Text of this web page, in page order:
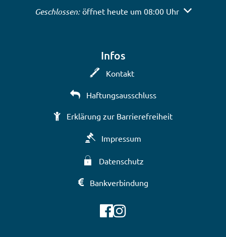
Klicken, um weitere Öffnungs- oder Schließzeiten
Geschlossen: öffnet heute um 08:00 Uhr
Infos
Kontakt
Haftungsausschluss
Erklärung zur Barrierefreiheit
Impressum
Datenschutz
Bankverbindung